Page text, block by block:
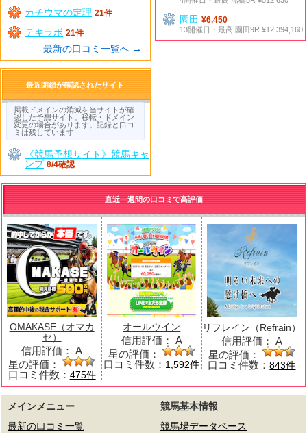
カチウマの定理 21件
テキラボ 21件
最新の口コミ一覧へ →
園田¥6,450
13開催日・最高 園田9R ¥12,394,160
最近閉鎖が確認されたサイト
掲載ドメインの消滅を当サイトが確
認した予想サイト。移転・ドメイン
変更の場合があります。記録と口コ
ミは残しています
《競馬予想サイト》競馬キャ
ンプ 8/4確認
直近一週間の口コミで高評価
OMAKASE（オマカ
セ）
信用評価： A
星の評価：
口コミ件数： 475件
オールウイン
信用評価： A
星の評価：
口コミ件数： 1,592件
リフレイン（Refrain）
信用評価： A
星の評価：
口コミ件数：843件
メインメニュー
最新の口コミ一覧
競馬基本情報
競馬場データベース